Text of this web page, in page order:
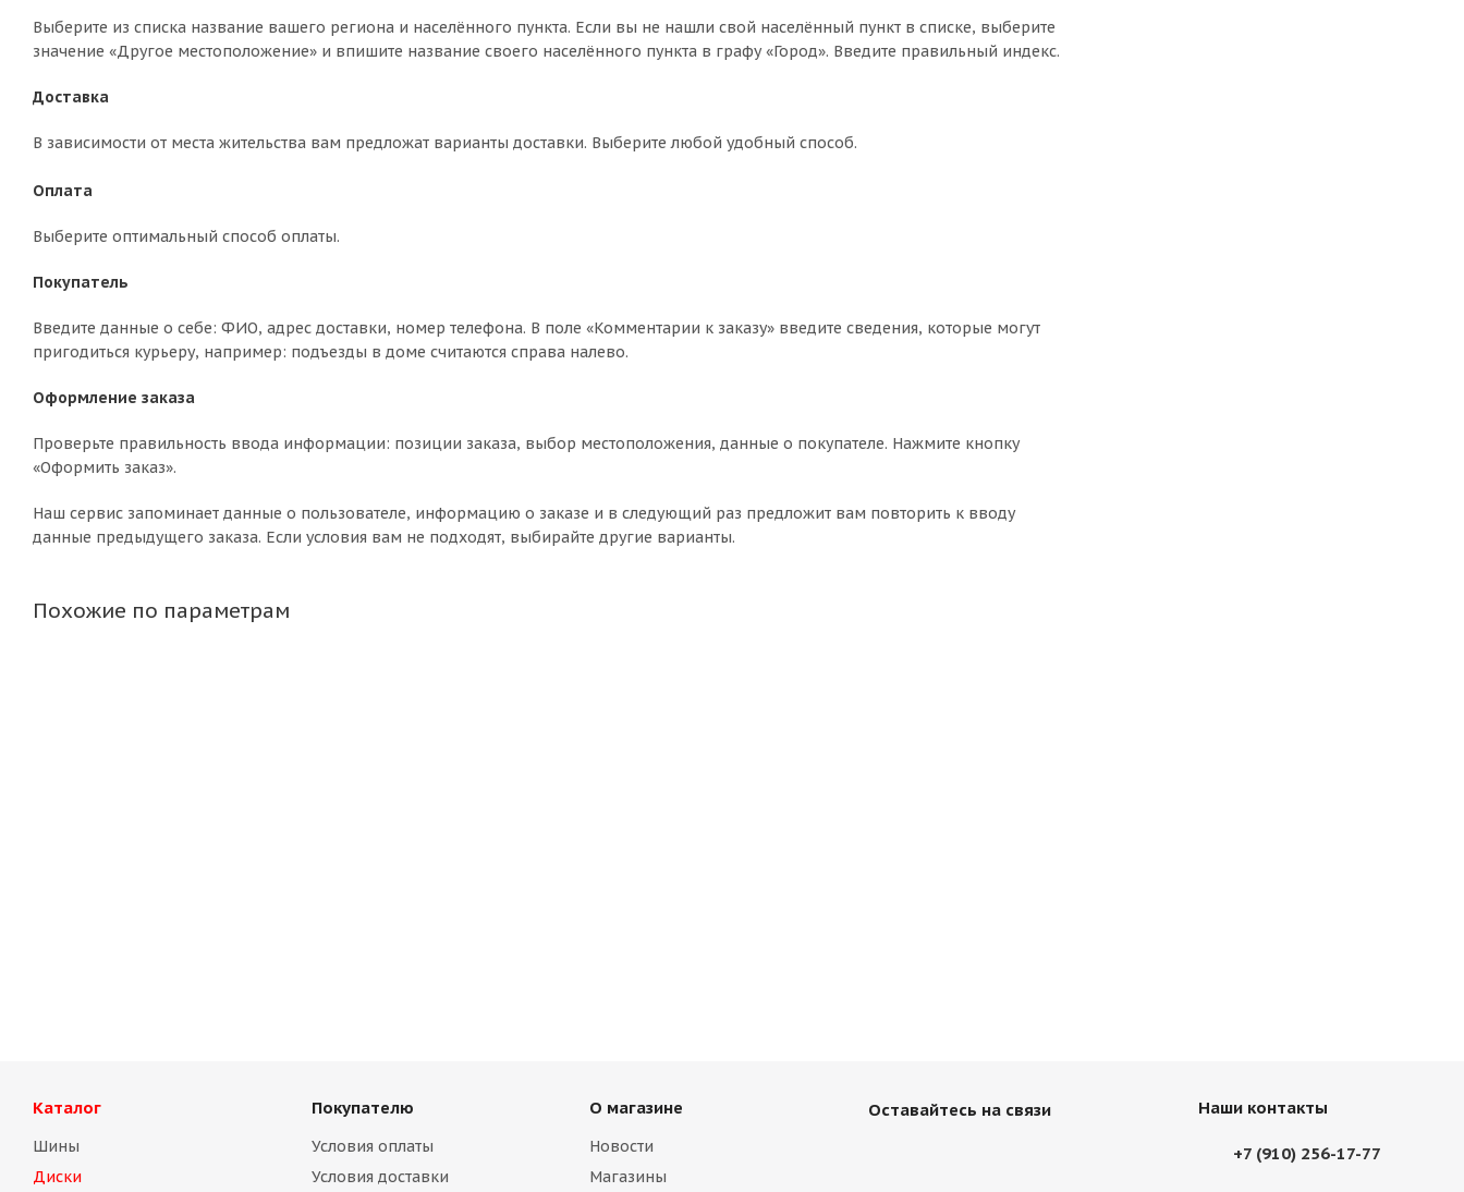
Выберите из списка название вашего региона и населённого пункта. Если вы не нашли свой населённый пункт в списке, выберите
значение «Другое местоположение» и впишите название своего населённого пункта в графу «Город». Введите правильный индекс.
Доставка
В зависимости от места жительства вам предложат варианты доставки. Выберите любой удобный способ.
Оплата
Выберите оптимальный способ оплаты.
Покупатель
Введите данные о себе: ФИО, адрес доставки, номер телефона. В поле «Комментарии к заказу» введите сведения, которые могут
пригодиться курьеру, например: подъезды в доме считаются справа налево.
Оформление заказа
Проверьте правильность ввода информации: позиции заказа, выбор местоположения, данные о покупателе. Нажмите кнопку
«Оформить заказ».
Наш сервис запоминает данные о пользователе, информацию о заказе и в следующий раз предложит вам повторить к вводу
данные предыдущего заказа. Если условия вам не подходят, выбирайте другие варианты.
Похожие по параметрам
Каталог
Шины
Диски
Покупателю
Условия оплаты
Условия доставки
О магазине
Новости
Магазины
Оставайтесь на связи Наши контакты
+7 (910) 256-17-77